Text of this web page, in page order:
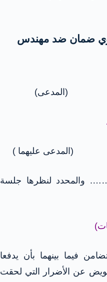
ضمان ضد مهندس
(المدعى)
عليهما )
والمحدد لنظرها جلسة
فيما بينهما بأن يدفعا
عن الأضرار التي لحقت